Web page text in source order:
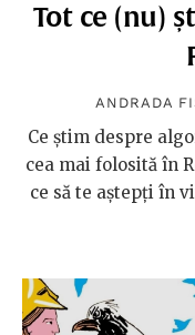
Tot ce (nu)
ANDRADA
Ce știm despre
cea mai folosită în
ce să te aștepți în